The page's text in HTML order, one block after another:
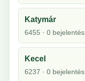
Katymár
6455 · 0 bejelentés
Kecel
6237 · 0 bejelentés